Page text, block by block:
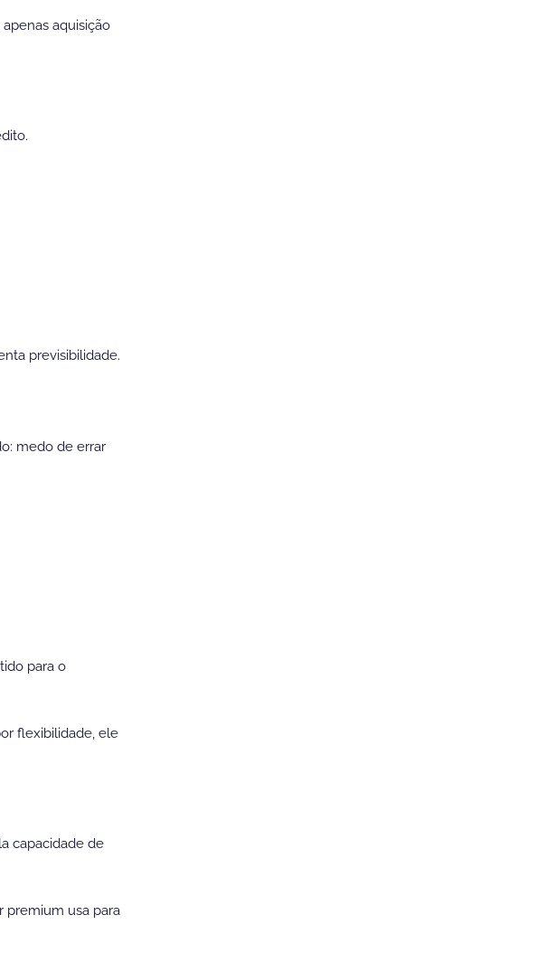
aquisição
previsibilidade.
medo de errar
para o
flexibilidade, ele
capacidade de
premium usa para